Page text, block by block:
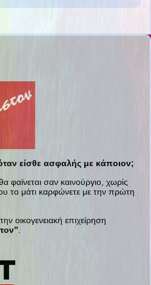
είσθε ασφαλής με κάποιον;
φαίνεται σαν καινούργιο, χωρίς
το μάτι καρφώνετε με την πρώτη
οικογενειακή επιχείρηση